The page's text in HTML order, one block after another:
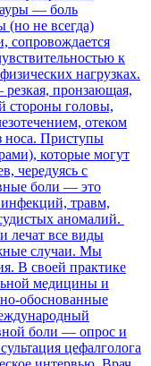
ауры — боль
(но не всегда)
сопровождается
к
нагрузках.
резкая, пронзающая,
стороны головы,
отеком
носа. Приступы
которые могут
чередуясь с
боли — это
травм,
аномалий.
лечат все виды
случаи. Мы
В своей практике
медицины и
обоснованные
боли — опрос и
цефалголога